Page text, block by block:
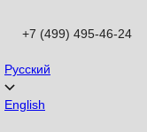
+7 (499) 495-46-24
Русский
English